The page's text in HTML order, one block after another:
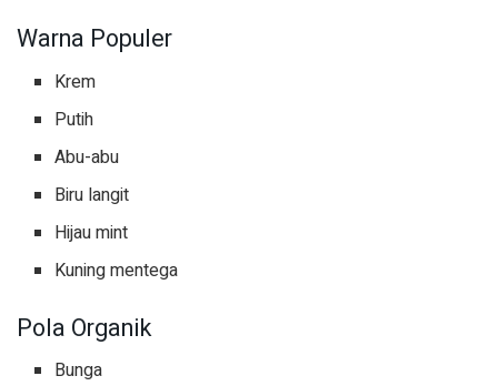
Warna Populer
Krem
Putih
Abu-abu
Biru langit
Hijau mint
Kuning mentega
Pola Organik
Bunga